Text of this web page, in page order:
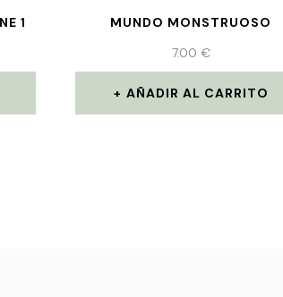
1
MUNDO MONSTRUOSO
7.00 €
AÑADIR AL CARRITO